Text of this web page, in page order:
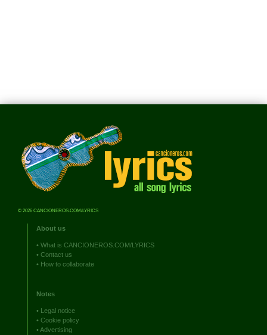
© 2026 CANCIONEROS.COM/LYRICS
About us
• What is CANCIONEROS.COM/LYRICS
• Contact us
• How to collaborate
Notes
• Legal notice
• Cookie policy
•Advertising